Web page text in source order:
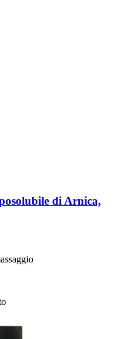
di Arnica,